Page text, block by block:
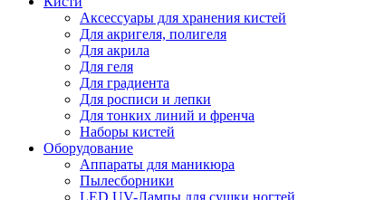
Аксессуары для хранения кистей
Для акригеля, полигеля
Для акрила
Для геля
Для градиента
Для росписи и лепки
Для тонких линий и френча
Наборы кистей
Оборудование
Аппараты для маникюра
Пылесборники
LED UV-Лампы для сушки ногтей